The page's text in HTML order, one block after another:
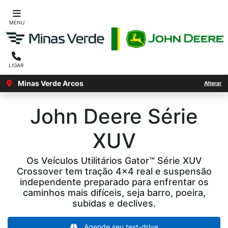
MENU
LIGAR
Minas Verde Arcos Alterar
John Deere Série
XUV
Os Veículos Utilitários Gator™ Série XUV
Crossover tem tração 4x4 real e suspensão
independente preparado para enfrentar os
caminhos mais difíceis, seja barro, poeira,
subidas e declives.